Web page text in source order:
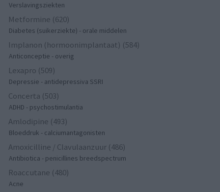
Verslavingsziekten
Metformine (620)
Diabetes (suikerziekte) - orale middelen
Implanon (hormoonimplantaat) (584)
Anticonceptie - overig
Lexapro (509)
Depressie - antidepressiva SSRI
Concerta (503)
ADHD - psychostimulantia
Amlodipine (493)
Bloeddruk - calciumantagonisten
Amoxicilline / Clavulaanzuur (486)
Antibiotica - penicillines breedspectrum
Roaccutane (480)
Acne